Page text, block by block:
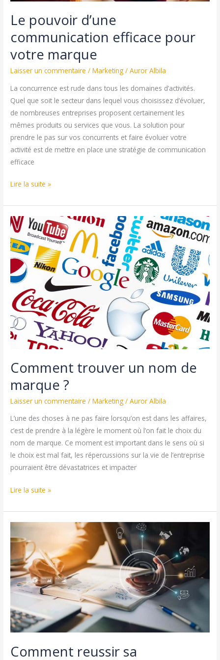
Le pouvoir d’une
communication efficace pour
votre marque
Laisser un commentaire /Marketing /Auror Albila
La concurrence est rude dans tous les domaines d’activités.
Quel que soit le secteur dans lequel vous choisissez d’évoluer,
de nombreuses entreprises proposent certainement les
mêmes produits ou services que vous. La solution pour
prendre le pas sur vos concurrents et faire évoluer votre
activité est de mettre en place une stratégie de communication
efficace
Le
d’une
communication
efficace
pour
votre
marque
Lire la suite »
Comment trouver un nom de
marque ?
Laisser un commentaire /Marketing /Auror Albila
L’une des choses à ne pas faire lorsqu’on est dans les affaires,
c’est de prendre à la légère le moment où l’on fait le choix du
nom de marque. Ce moment est important dans le sens où si
le choix est mal fait, les répercussions sur la vie de l’entreprise
pourraient être dévastatrices et impacter
Comment
un
nom
de
marque
?
Lire la suite »
Comment reussir sa